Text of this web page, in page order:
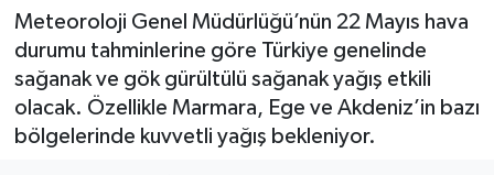
Meteoroloji Genel Müdürlüğü’nün 22 Mayıs hava
durumu tahminlerine göre Türkiye genelinde
sağanak ve gök gürültülü sağanak yağış etkili
olacak. Özellikle Marmara, Ege ve Akdeniz’in bazı
bölgelerinde kuvvetli yağış bekleniyor.